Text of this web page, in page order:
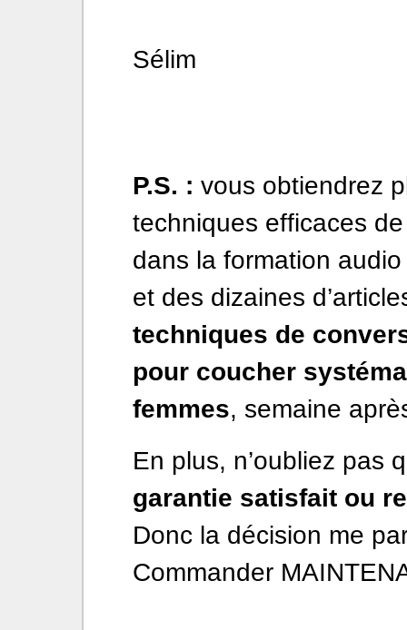
Sélim
P.S. : vous obtiendrez
techniques efficaces
dans la formation
et des dizaines
techniques de
pour coucher
femmes, semaine
En plus, n’oubliez pas
garantie satisfait ou
Donc la décision me
Commander